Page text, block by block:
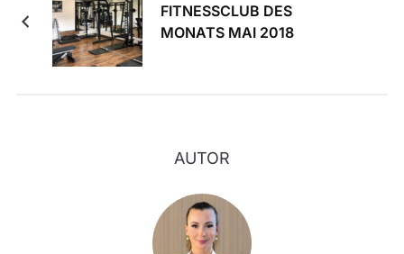
FITNESSCLUB DES
MONATS MAI 2018
AUTOR